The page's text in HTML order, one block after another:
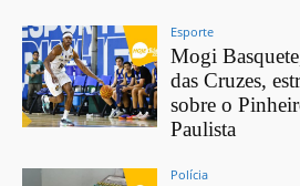
Esporte
Mogi
das Cruzes,
sobre o
Paulista
Polícia